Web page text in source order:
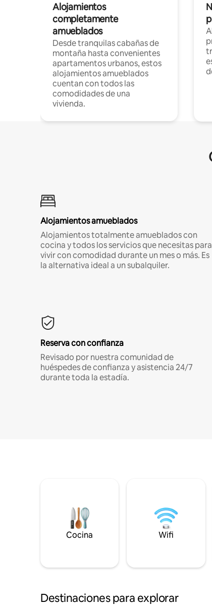
Alojamientos
completamente
amueblados
Desde tranquilas cabañas de
montaña hasta convenientes
apartamentos urbanos, estos
alojamientos amueblados
cuentan con todos las
comodidades de una
vivienda.
Alojamientos amueblados
Alojamientos totalmente amueblados con
cocina y todos los servicios que necesitas para
vivir con comodidad durante un mes o más. Es
la alternativa ideal a un subalquiler.
Reserva con confianza
Revisado por nuestra comunidad de
huéspedes de confianza y asistencia 24/7
durante toda la estadía.
Cocina Wifi
Destinaciones para explorar